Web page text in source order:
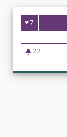
7
22
22